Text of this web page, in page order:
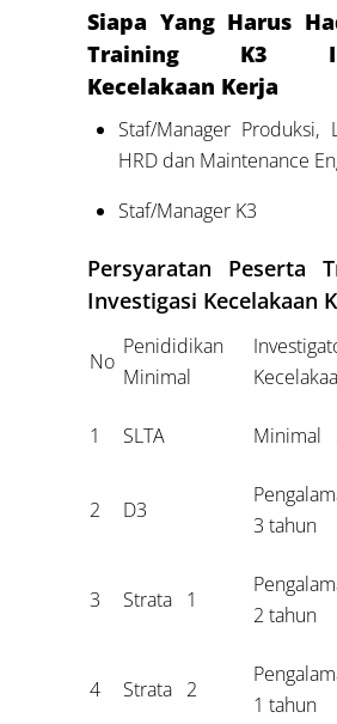
Siapa Yang Harus
Training K3
Kecelakaan Kerja
Staf/Manager Produksi,
HRD dan Maintenance
Staf/Manager K3
Persyaratan Peserta
Investigasi Kecelakaan
No
Penididikan
Minimal
1 SLTA Minimal
2 D3
3 tahun
3 Strata 1
2 tahun
4 Strata 2
1 tahun